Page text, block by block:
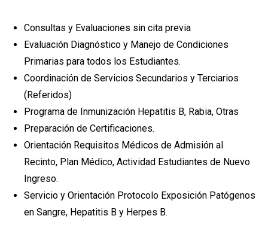
Consultas y Evaluaciones sin cita previa
Evaluación Diagnóstico y Manejo de Condiciones
Primarias para todos los Estudiantes.
Coordinación de Servicios Secundarios y Terciarios
(Referidos)
Programa de Inmunización Hepatitis B, Rabia, Otras
Preparación de Certificaciones.
Orientación Requisitos Médicos de Admisión al
Recinto, Plan Médico, Actividad Estudiantes de Nuevo
Ingreso.
Servicio y Orientación Protocolo Exposición Patógenos
en Sangre, Hepatitis B y Herpes B.